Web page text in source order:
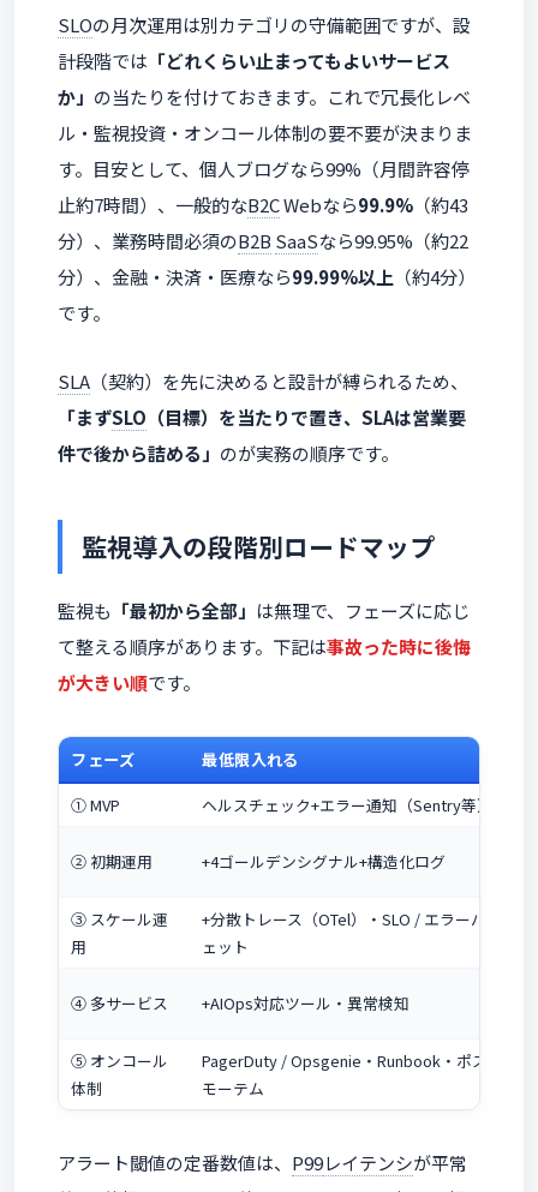
SLOの月次運用は別カテゴリの守備範囲ですが、設
計段階では 「どれくらい止まってもよいサービス
か」 の当たりを付けておきます。これで冗長化レベ
ル・監視投資・オンコール体制の要不要が決まりま
す。目安として、個人ブログなら99%（月間許容停
止約7時間）、一般的なB2CWebなら99.9% （約43
分）、業務時間必須のB2B SaaSなら99.95%（約22
分）、金融・決済・医療なら99.99%以上 （約4分）
です。
SLA （契約）を先に決めると設計が縛られるため、
「まずSLO （目標）を当たりで置き、SLAは営業要
件で後から詰める」 のが実務の順序です。
監視導入の段階別ロードマップ
監視も 「最初から全部」 は無理で、フェーズに応じ
て整える順序があります。下記は事故った時に後悔
が大きい順です。
フェーズ 最低限入れる
① MVP
ヘルスチェック+エラー通知（Sentry等）
② 初期運用 +4ゴールデンシグナル+構造化ログ
③ スケール運
用
+分散トレース（OTel）・SLO / エラーバジ
ェット
④ 多サービス +AIOps対応ツール・異常検知
⑤ オンコール
体制
PagerDuty / Opsgenie・Runbook・ポスト
モーテム
アラート閾値の定番数値は、 P99レイテンシが平常